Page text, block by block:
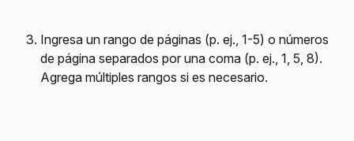
Ingresa un rango de páginas (p. ej., 1-5) o números
de página separados por una coma (p. ej., 1, 5, 8).
Agrega múltiples rangos si es necesario.